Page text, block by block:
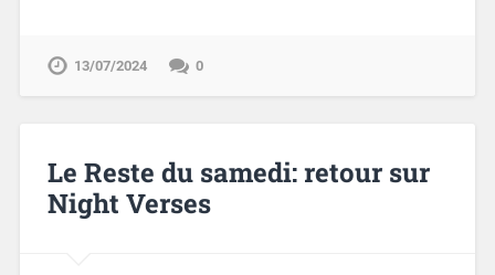
13/07/2024 0
Le Reste du samedi: retour sur
Night Verses